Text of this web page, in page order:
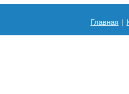
Главная |